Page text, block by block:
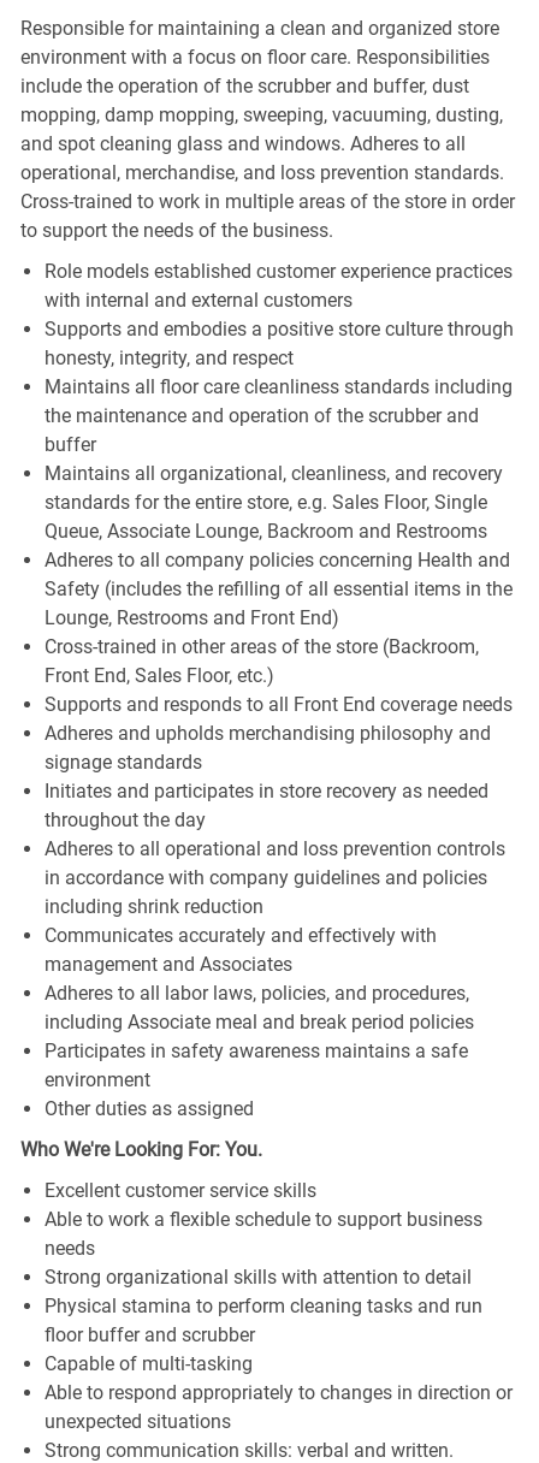
Responsible for maintaining a clean and organized store
environment with a focus on floor care. Responsibilities
include the operation of the scrubber and buffer, dust
mopping, damp mopping, sweeping, vacuuming, dusting,
and spot cleaning glass and windows. Adheres to all
operational, merchandise, and loss prevention standards.
Cross-trained to work in multiple areas of the store in order
to support the needs of the business.
Role models established customer experience practices
with internal and external customers
Supports and embodies a positive store culture through
honesty, integrity, and respect
Maintains all floor care cleanliness standards including
the maintenance and operation of the scrubber and
buffer
Maintains all organizational, cleanliness, and recovery
standards for the entire store, e.g. Sales Floor, Single
Queue, Associate Lounge, Backroom and Restrooms
Adheres to all company policies concerning Health and
Safety (includes the refilling of all essential items in the
Lounge, Restrooms and Front End)
Cross-trained in other areas of the store (Backroom,
Front End, Sales Floor, etc.)
Supports and responds to all Front End coverage needs
Adheres and upholds merchandising philosophy and
signage standards
Initiates and participates in store recovery as needed
throughout the day
Adheres to all operational and loss prevention controls
in accordance with company guidelines and policies
including shrink reduction
Communicates accurately and effectively with
management and Associates
Adheres to all labor laws, policies, and procedures,
including Associate meal and break period policies
Participates in safety awareness maintains a safe
environment
Other duties as assigned
Who We're Looking For: You.
Excellent customer service skills
Able to work a flexible schedule to support business
needs
Strong organizational skills with attention to detail
Physical stamina to perform cleaning tasks and run
floor buffer and scrubber
Capable of multi-tasking
Able to respond appropriately to changes in direction or
unexpected situations
Strong communication skills: verbal and written.